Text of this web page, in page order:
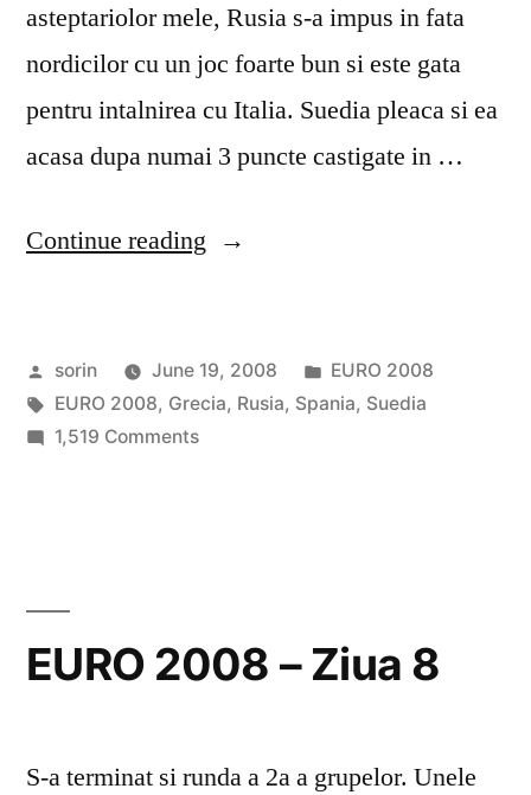
asteptariolor mele, Rusia s-a impus in fata
nordicilor cu un joc foarte bun si este gata
pentru intalnirea cu Italia. Suedia pleaca si ea
acasa dupa numai 3 puncte castigate in …
Continue reading “Euro
Ziua
12”
Posted
by
sorin June 19, 2008
Posted
in
EURO 2008
Tags:
EURO 2008, Grecia, Rusia, Spania, Suedia
1,519 Commentson
EURO 2008 – Ziua 8
S-a terminat si runda a 2a a grupelor. Unele